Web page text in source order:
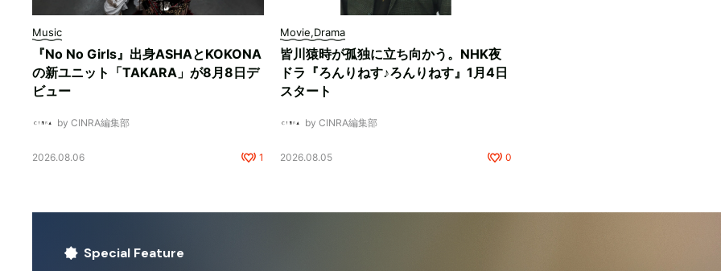
Music
『No No Girls』出身ASHAとKOKONA
の新ユニット「TAKARA」が8月8日デ
ビュー
by CINRA編集部
2026.08.06 1
Movie,Drama
皆川猿時が孤独に立ち向かう。NHK夜
ドラ『ろんりねす♪ろんりねす』1月4日
スタート
by CINRA編集部
2026.08.05 0
Special Feature